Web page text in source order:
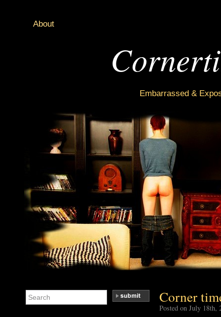
About
Embarrassed &
Corner
Posted on July 18th,